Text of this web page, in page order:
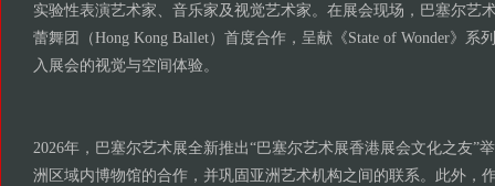
实验性表演艺术家、音乐家及视觉艺术家。在展会现场，巴塞尔艺
蕾舞团（Hong Kong Ballet）首度合作，呈献《State of Wonder》系
入展会的视觉与空间体验。
2026年，巴塞尔艺术展全新推出“巴塞尔艺术展香港展会文化之友”
洲区域内博物馆的合作，并巩固亚洲艺术机构之间的联系。此外，